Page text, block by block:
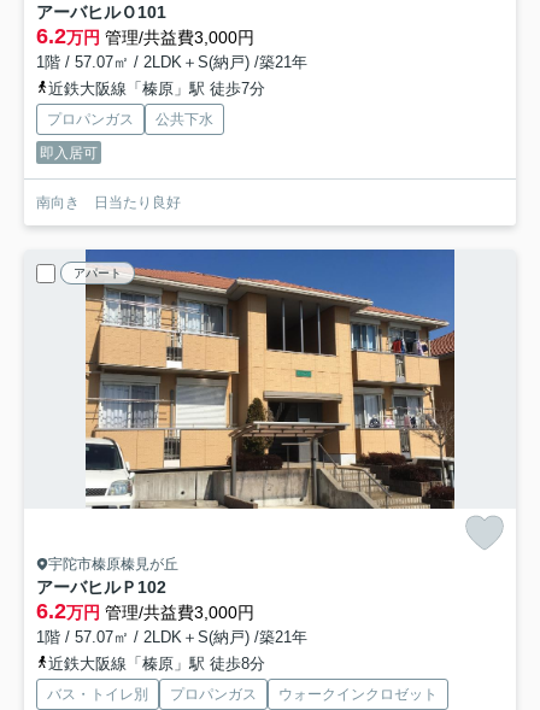
アーバヒルＯ101
6.2万円 管理/共益費3,000円
1階 / 57.07㎡ / 2LDK＋S(納戸) /築21年
近鉄大阪線「榛原」駅 徒歩7分
プロパンガス
公共下水
即入居可
南向き 日当たり良好
アパート
宇陀市榛原榛見が丘
アーバヒルＰ 102
6.2万円 管理/共益費3,000円
1階 / 57.07㎡ / 2LDK＋S(納戸) /築21年
近鉄大阪線「榛原」駅 徒歩8分
バス・トイレ別 プロパンガス
ウォークインクロゼット